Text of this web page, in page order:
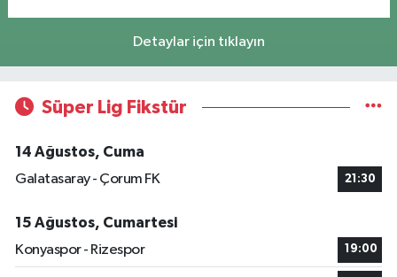
Detaylar için tıklayın
Süper Lig Fikstür
14 Ağustos, Cuma
Galatasaray - Çorum FK
21:30
15 Ağustos, Cumartesi
Konyaspor - Rizespor
19:00